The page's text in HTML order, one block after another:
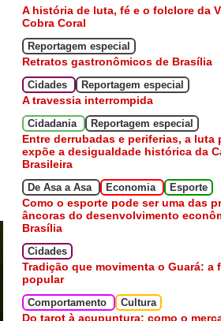
A história de luta, fé e o folclore da
Cobra Coral
Reportagem especial
Retratos gastronômicos de Brasília
Cidades Reportagem especial
A travessia interrompida
Cidadania Reportagem especial
Entre derrubadas e periferias, a luta
expõe a desigualdade histórica da
Brasileira
De Asa a Asa Economia Esporte
Como o esporte pode ser uma das
âncoras do desenvolvimento
Brasília
Cidades
Tradição que movimenta o Guará: a
popular
Comportamento Cultura
Do tarot à acupuntura: como o